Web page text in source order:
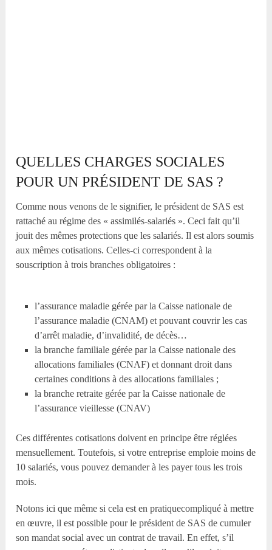
QUELLES CHARGES SOCIALES
POUR UN PRÉSIDENT DE SAS ?
Comme nous venons de le signifier, le président de SAS est
rattaché au régime des « assimilés-salariés ». Ceci fait qu’il
jouit des mêmes protections que les salariés. Il est alors soumis
aux mêmes cotisations. Celles-ci correspondent à la
souscription à trois branches obligatoires :
l’assurance maladie gérée par la Caisse nationale de
l’assurance maladie (CNAM) et pouvant couvrir les cas
d’arrêt maladie, d’invalidité, de décès…
la branche familiale gérée par la Caisse nationale des
allocations familiales (CNAF) et donnant droit dans
certaines conditions à des allocations familiales ;
la branche retraite gérée par la Caisse nationale de
l’assurance vieillesse (CNAV)
Ces différentes cotisations doivent en principe être réglées
mensuellement. Toutefois, si votre entreprise emploie moins de
10 salariés, vous pouvez demander à les payer tous les trois
mois.
Notons ici que même si cela est en pratiquecompliqué à mettre
en œuvre, il est possible pour le président de SAS de cumuler
son mandat social avec un contrat de travail. En effet, s’il